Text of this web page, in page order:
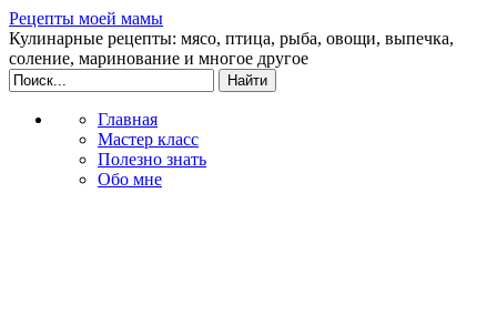
Рецепты моей мамы
Кулинарные рецепты: мясо, птица, рыба, овощи, выпечка,
соление, маринование и многое другое
Главная
Мастер класс
Полезно знать
Обо мне